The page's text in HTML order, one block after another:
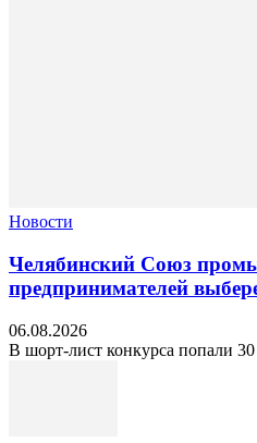
Новости
Челябинский Союз
предпринимателей
06.08.2026
В шорт‑лист конкурса попали